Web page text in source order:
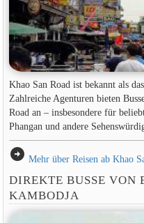
Khao San Road ist bekannt als
Zahlreiche Agenturen bieten
Road an – insbesondere für
Phangan und andere
arrow_circle_right Mehr über Reisen ab Khao
DIREKTE BUSSE VON
KAMBODJA